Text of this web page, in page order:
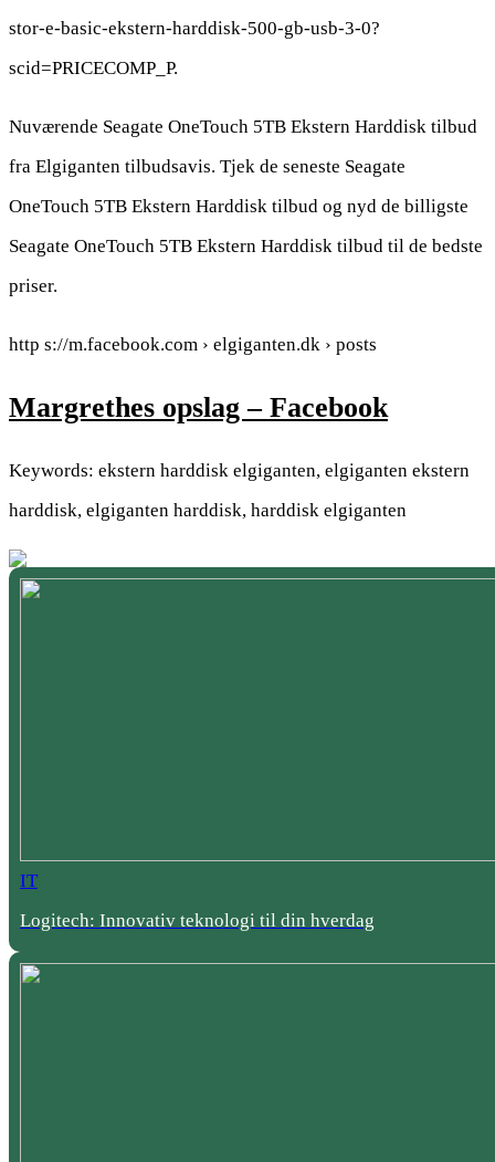
stor-e-basic-ekstern-harddisk-500-gb-usb-3-0?
scid=PRICECOMP_P.
Nuværende Seagate OneTouch 5TB Ekstern Harddisk tilbud
fra Elgiganten tilbudsavis. Tjek de seneste Seagate
OneTouch 5TB Ekstern Harddisk tilbud og nyd de billigste
Seagate OneTouch 5TB Ekstern Harddisk tilbud til de bedste
priser.
http s://m.facebook.com › elgiganten.dk › posts
Margrethes opslag – Facebook
Keywords: ekstern harddisk elgiganten, elgiganten ekstern
harddisk, elgiganten harddisk, harddisk elgiganten
IT
Logitech: Innovativ teknologi til din hverdag